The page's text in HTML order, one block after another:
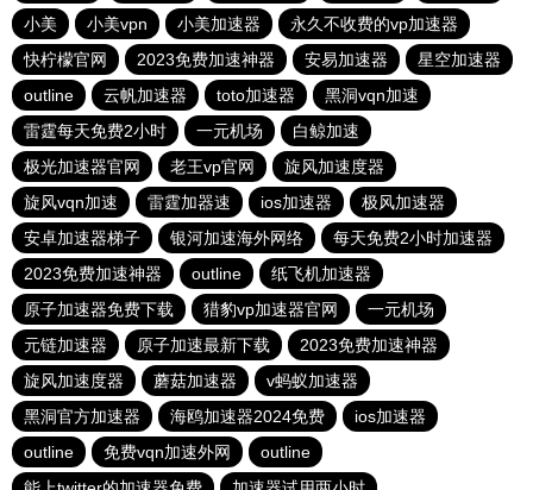
小美
小美vpn 小美加速器
永久不收费的vp加速器
快柠檬官网
2023免费加速神器 安易加速器
星空加速器
outline
云帆加速器 toto加速器
黑洞vqn加速
雷霆每天免费2小时
一元机场
白鲸加速
极光加速器官网
老王vp官网
旋风加速度器
旋风vqn加速
雷霆加器速 ios加速器
极风加速器
安卓加速器梯子
银河加速海外网络
每天免费2小时加速器
2023免费加速神器
outline
纸飞机加速器
原子加速器免费下载
猎豹vp加速器官网
一元机场
元链加速器
原子加速最新下载
2023免费加速神器
旋风加速度器
蘑菇加速器
v蚂蚁加速器
黑洞官方加速器
海鸥加速器2024免费
ios加速器
outline
免费vqn加速外网
outline